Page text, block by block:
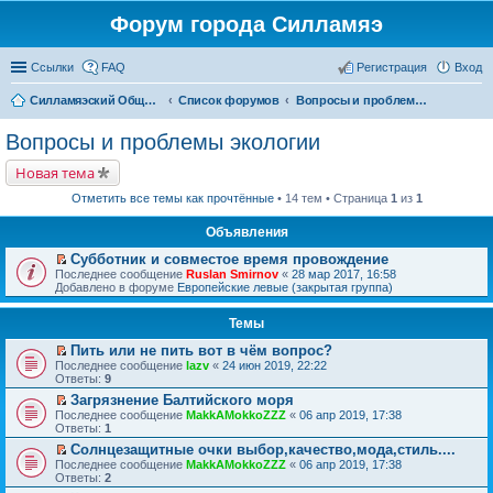
Форум города Силламяэ
Ссылки FAQ Вход
Регистрация
Силламяэский Общественный Новостной портал Список форумов Вопросы и проблемы экологии
Вопросы и проблемы экологии
Новая тема
Отметить все темы как прочтённые• 14 тем • Страница 1 из 1
Объявления
П
е
р
е
т
и
к
п
е
р
в
о
м
у
н
е
Субботник и совместое время провождение
Последнее сообщение Ruslan Smirnov « 28 мар 2017, 16:58
Добавлено в форуме Европейские левые (закрытая группа)
Темы
П
е
р
е
й
т
и
к
п
е
Пить или не пить вот в чём вопрос?
Последнее сообщение lazv « 24 июн 2019, 22:22
Ответы: 9
П
е
р
е
й
т
Загрязнение Балтийского моря
Последнее сообщение MakkAMokkoZZZ « 06 апр 2019, 17:38
Ответы: 1
П
е
р
Солнцезащитные очки выбор,качество,мода,стиль....
Последнее сообщение MakkAMokkoZZZ « 06 апр 2019, 17:38
Ответы: 2